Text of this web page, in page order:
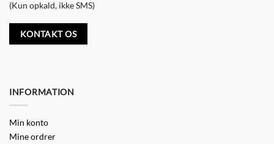
(Kun opkald, ikke SMS)
KONTAKT OS
INFORMATION
Min konto
Mine ordrer